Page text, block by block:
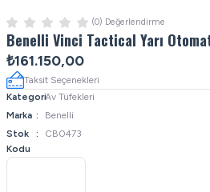
(0) Değerlendirme
Benelli Vinci Tactical Yarı
₺161.150,00
Taksit Seçenekleri
KategoriAv Tüfekleri
Marka
Benelli
Stok
Kodu
CB0473